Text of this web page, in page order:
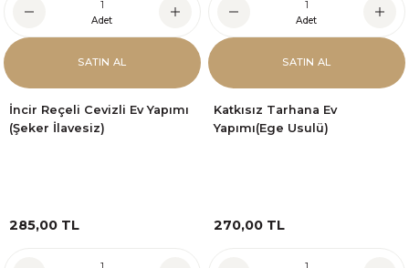
Adet
SATIN AL
Adet
SATIN AL
İncir Reçeli Cevizli Ev Yapımı
(Şeker İlavesiz)
285,00 TL
Katkısız Tarhana Ev
Yapımı(Ege Usulü)
270,00 TL